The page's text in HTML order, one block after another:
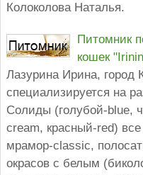
Колоколова Наталья.
Питомник
кошек
Лазурина Ирина, город
специализируется на
Солиды (голубой-blue,
cream, красный-red)
мрамор-classic,
окрасов с белым